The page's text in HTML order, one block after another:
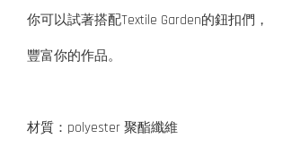
你可以試著搭配Textile Garden的鈕扣們，
豐富你的作品。
材質：polyester 聚酯纖維